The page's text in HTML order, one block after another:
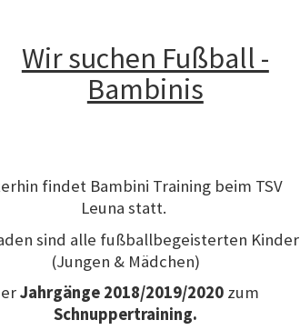
Wir suchen Fußball -
Bambinis
findet Bambini Training beim TSV
Leuna statt.
sind alle fußballbegeisterten Kinder
(Jungen & Mädchen)
Jahrgänge 2018/2019/2020 zum
Schnuppertraining.